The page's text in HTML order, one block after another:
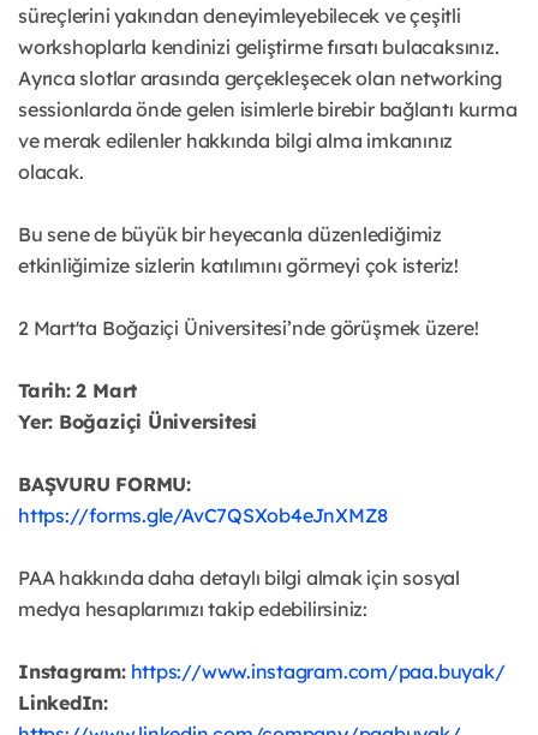
süreçlerini yakından deneyimleyebilecek ve çeşitli
workshoplarla kendinizi geliştirme fırsatı bulacaksınız.
Ayrıca slotlar arasında gerçekleşecek olan networking
sessionlarda önde gelen isimlerle birebir bağlantı kurma
ve merak edilenler hakkında bilgi alma imkanınız
olacak.
Bu sene de büyük bir heyecanla düzenlediğimiz
etkinliğimize sizlerin katılımını görmeyi çok isteriz!
2 Mart'ta Boğaziçi Üniversitesi’nde görüşmek üzere!
Tarih: 2 Mart
Yer: Boğaziçi Üniversitesi
BAŞVURU FORMU:
https://forms.gle/AvC7QSXob4eJnXMZ8
PAA hakkında daha detaylı bilgi almak için sosyal
medya hesaplarımızı takip edebilirsiniz:
Instagram: https://www.instagram.com/paa.buyak/
LinkedIn: